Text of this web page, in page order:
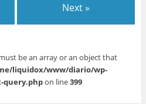
Next »
be an array or an object that
liquidox/www/diario/wp-
query.phpon line399